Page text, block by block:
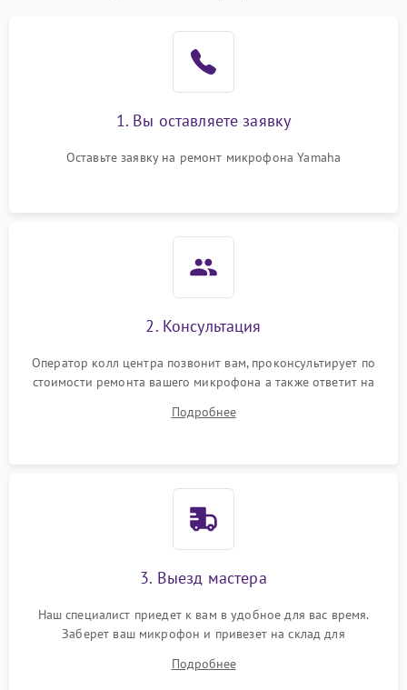
1. Вы оставляете заявку
Оставьте заявку на ремонт микрофона Yamaha
2. Консультация
Оператор колл центра позвонит вам, проконсультирует по
стоимости ремонта вашего микрофона а также ответит на
Подробнее
3. Выезд мастера
Наш специалист приедет к вам в удобное для вас время.
Заберет ваш микрофон и привезет на склад для
Подробнее